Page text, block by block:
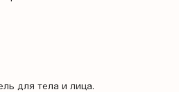
для тела и лица.